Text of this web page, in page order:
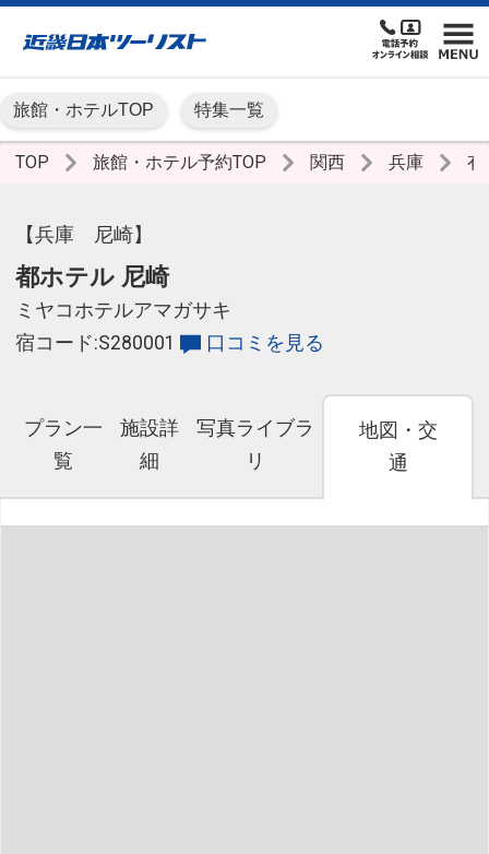
旅館・ホテルTOP 特集一覧
TOP 旅館・ホテル予約TOP 関西 兵庫 有
【兵庫 尼崎】
都ホテル 尼崎
ミヤコホテルアマガサキ
宿コード:S280001
口コミを見る
プラン一
覧
施設詳
細
写真ライブラ
リ
地図・交
通